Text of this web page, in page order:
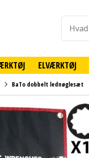
ELVÆRKTØJ
BaTo dobbelt lednøglesæt